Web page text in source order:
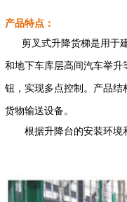
产品特点：
剪叉式升降货梯是用于建
和地下车库层高间汽车举
钮，实现多点控制。产品
货物输送设备。
根据升降台的安装环境和